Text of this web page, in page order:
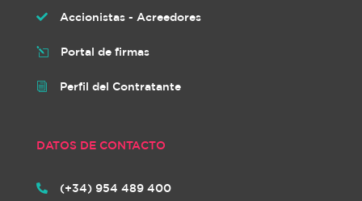
 Accionistas - Acreedores
l Portal de firmas
i Perfil del Contratante
DATOS DE CONTACTO
 (+34) 954 489 400